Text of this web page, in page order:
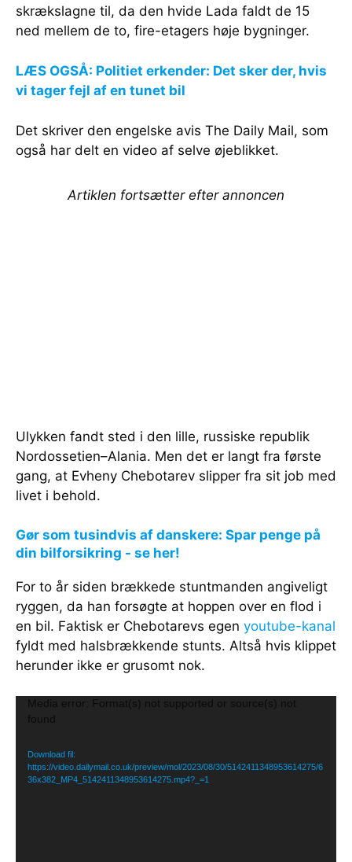
skrækslagne til, da den hvide Lada faldt de 15
ned mellem de to, fire-etagers høje bygninger.
LÆS OGSÅ: Politiet erkender: Det sker der, hvis
vi tager fejl af en tunet bil
Det skriver den engelske avis The Daily Mail, som
også har delt en video af selve øjeblikket.
Artiklen fortsætter efter annoncen
Ulykken fandt sted i den lille, russiske republik
Nordossetien–Alania. Men det er langt fra første
gang, at Evheny Chebotarev slipper fra sit job med
livet i behold.
Gør som tusindvis af danskere: Spar penge på
din bilforsikring - se her!
For to år siden brækkede stuntmanden angiveligt
ryggen, da han forsøgte at hoppen over en flod i
en bil. Faktisk er Chebotarevs egen youtube-kanal
fyldt med halsbrækkende stunts. Altså hvis klippet
herunder ikke er grusomt nok.
Media error: Format(s) not supported or source(s) not
found
Download fil:
https://video.dailymail.co.uk/preview/mol/2023/08/30/5142411348953614275/6
36x382_MP4_5142411348953614275.mp4?_=1